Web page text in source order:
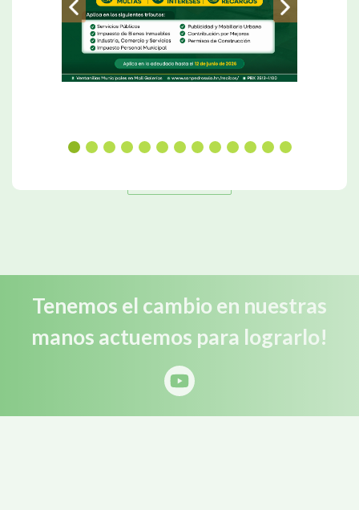
Leer Más
Tenemos el cambio en nuestras
manos actuemos para lograrlo!